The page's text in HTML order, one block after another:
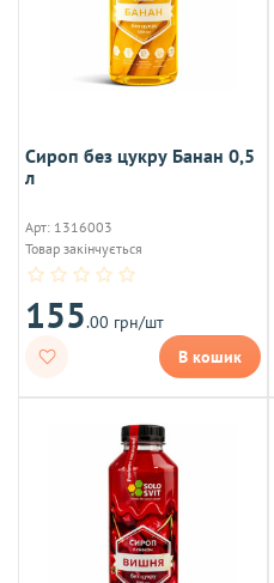
Сироп без цукру Банан 0,5
л
Арт: 1316003
Товар закінчується
155.00 грн/шт
В кошик